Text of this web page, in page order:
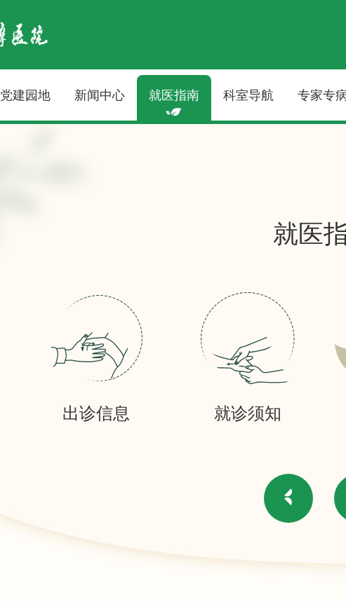
党建园地 新闻中心 就医指南 科室导航 专家专
就医
出诊信息 就诊须知